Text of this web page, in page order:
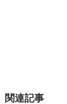
関連記事